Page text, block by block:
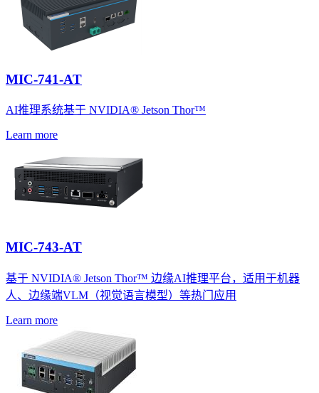
MIC-741-AT
AI推理系统基于 NVIDIA® Jetson Thor™
Learn more
MIC-743-AT
基于 NVIDIA® Jetson Thor™ 边缘AI推理平台，适用于机器
人、边缘端VLM（视觉语言模型）等热门应用
Learn more